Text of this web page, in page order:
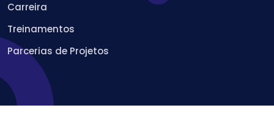
Carreira
Treinamentos
Parcerias de Projetos